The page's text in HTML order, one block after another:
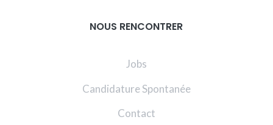
NOUS RENCONTRER
Jobs
Candidature Spontanée
Contact